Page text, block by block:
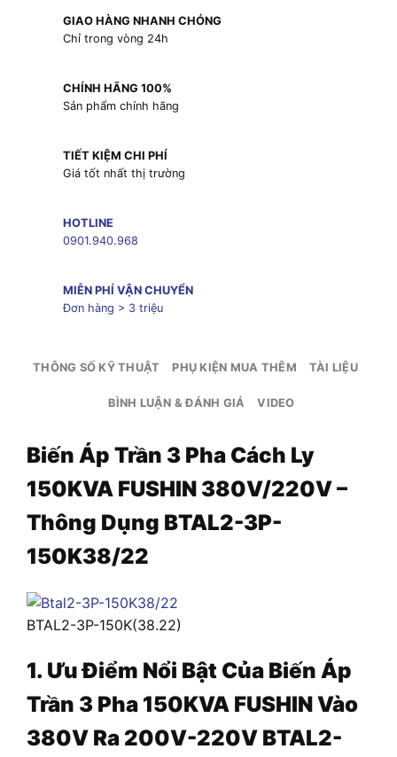
GIAO HÀNG NHANH CHÓNG
Chỉ trong vòng 24h
CHÍNH HÃNG 100%
Sản phẩm chính hãng
TIẾT KIỆM CHI PHÍ
Giá tốt nhất thị trường
HOTLINE
0901.940.968
MIỄN PHÍ VẬN CHUYỂN
Đơn hàng > 3 triệu
THÔNG SỐ KỸ THUẬT PHỤ KIỆN MUA THÊM TÀI LIỆU
BÌNH LUẬN & ĐÁNH GIÁ VIDEO
Biến Áp Trần 3 Pha Cách Ly
150KVA FUSHIN 380V/220V –
Thông Dụng BTAL2-3P-
150K38/22
BTAL2-3P-150K(38.22)
1. Ưu Điểm Nổi Bật Của Biến Áp
Trần 3 Pha 150KVA FUSHIN Vào
380V Ra 200V-220V BTAL2-